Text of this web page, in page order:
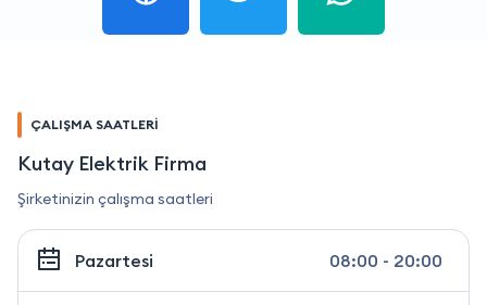
ÇALIŞMA SAATLERİ
Kutay Elektrik Firma
Şirketinizin çalışma saatleri
Pazartesi 08:00 - 20:00